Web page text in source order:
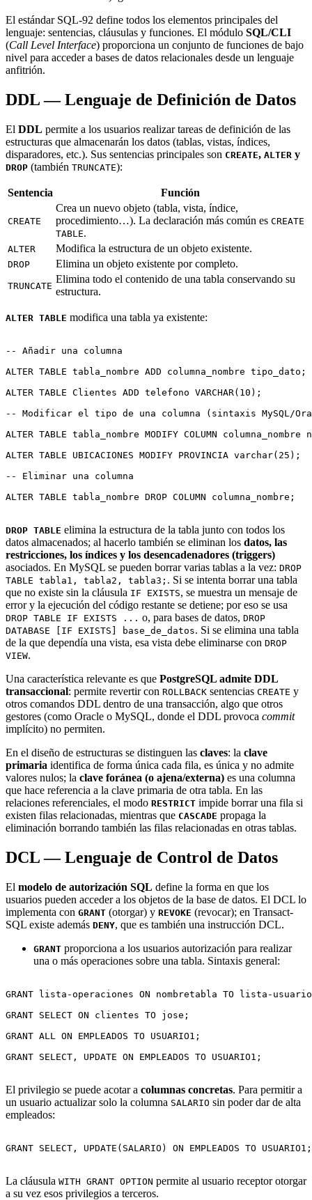
El estándar SQL-92 define todos los elementos principales del
lenguaje: sentencias, cláusulas y funciones. El módulo SQL/CLI
(Call Level Interface) proporciona un conjunto de funciones de bajo
nivel para acceder a bases de datos relacionales desde un lenguaje
anfitrión.
DDL — Lenguaje de Definición de Datos
El DDL permite a los usuarios realizar tareas de definición de las
estructuras que almacenarán los datos (tablas, vistas, índices,
disparadores, etc.). Sus sentencias principales son CREATE, ALTER y
DROP (también TRUNCATE):
Sentencia Función
CREATE
Crea un nuevo objeto (tabla, vista, índice,
procedimiento…). La declaración más común es CREATE
TABLE.
ALTER Modifica la estructura de un objeto existente.
DROP Elimina un objeto existente por completo.
TRUNCATE
Elimina todo el contenido de una tabla conservando su
estructura.
ALTER TABLE modifica una tabla ya existente:
-- Añadir una columna
ALTER TABLE tabla_nombre ADD columna_nombre tipo_dato;
ALTER TABLE Clientes ADD telefono VARCHAR(10);
-- Modificar el tipo de una columna (sintaxis MySQL/
ALTER TABLE tabla_nombre MODIFY COLUMN
ALTER TABLE UBICACIONES MODIFY PROVINCIA varchar(25);
-- Eliminar una columna
ALTER TABLE tabla_nombre DROP COLUMN columna_nombre;
DROP TABLE elimina la estructura de la tabla junto con todos los
datos almacenados; al hacerlo también se eliminan los datos, las
restricciones, los índices y los desencadenadores (triggers)
asociados. En MySQL se pueden borrar varias tablas a la vez: DROP
TABLE tabla1, tabla2, tabla3; . Si se intenta borrar una tabla
que no existe sin la cláusula IF EXISTS, se muestra un mensaje de
error y la ejecución del código restante se detiene; por eso se usa
DROP TABLE IF EXISTS ... o, para bases de datos, DROP
DATABASE [IF EXISTS] base_de_datos. Si se elimina una tabla
de la que dependía una vista, esa vista debe eliminarse con DROP
VIEW.
Una característica relevante es que PostgreSQL admite DDL
transaccional: permite revertir con ROLLBACK sentencias CREATE y
otros comandos DDL dentro de una transacción, algo que otros
gestores (como Oracle o MySQL, donde el DDL provoca commit
implícito) no permiten.
En el diseño de estructuras se distinguen las claves: la clave
primaria identifica de forma única cada fila, es única y no admite
valores nulos; la clave foránea (o ajena/externa) es una columna
que hace referencia a la clave primaria de otra tabla. En las
relaciones referenciales, el modo RESTRICT impide borrar una fila si
existen filas relacionadas, mientras que CASCADE propaga la
eliminación borrando también las filas relacionadas en otras tablas.
DCL — Lenguaje de Control de Datos
El modelo de autorización SQL define la forma en que los
usuarios pueden acceder a los objetos de la base de datos. El DCL lo
implementa con GRANT (otorgar) y REVOKE (revocar); en Transact-
SQL existe además DENY, que es también una instrucción DCL.
GRANT proporciona a los usuarios autorización para realizar
una o más operaciones sobre una tabla. Sintaxis general:
GRANT lista-operaciones ON nombretabla TO lista-usuarios
GRANT SELECT ON clientes TO jose;
GRANT ALL ON EMPLEADOS TO USUARIO1;
GRANT SELECT, UPDATE ON EMPLEADOS TO USUARIO1;
El privilegio se puede acotar a columnas concretas. Para permitir a
un usuario actualizar solo la columna SALARIO sin poder dar de alta
empleados:
GRANT SELECT, UPDATE(SALARIO) ON EMPLEADOS TO USUARIO1;
La cláusula WITH GRANT OPTION permite al usuario receptor otorgar
a su vez esos privilegios a terceros.